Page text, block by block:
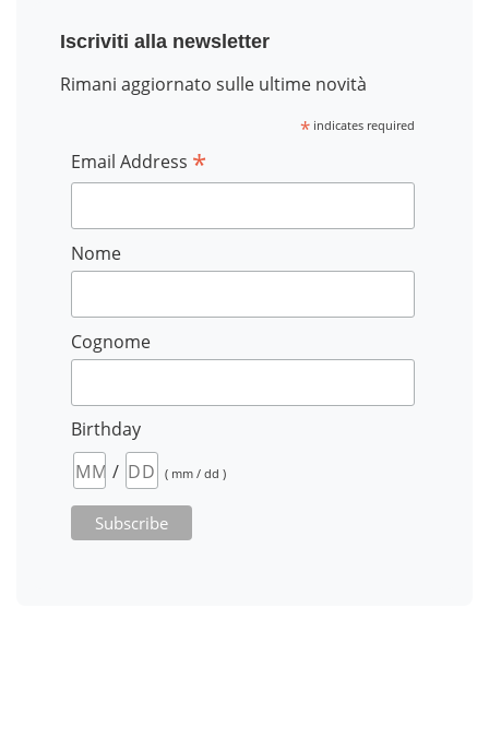
Iscriviti alla newsletter
Rimani aggiornato sulle ultime novità
*indicates required
Email Address *
Nome
Cognome
Birthday
/
( mm / dd )